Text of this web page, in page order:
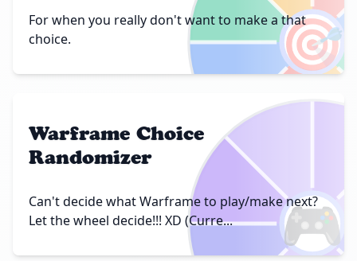
🎯
For when you really don't want to make a that
choice.
🎮
Warframe Choice
Randomizer
Can't decide what Warframe to play/make next?
Let the wheel decide!!! XD (Curre...